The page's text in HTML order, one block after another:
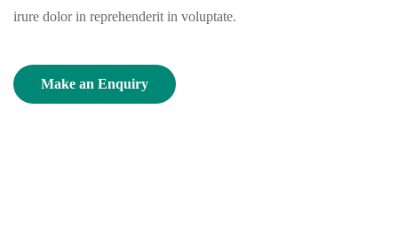
irure dolor in reprehenderit in voluptate.
Make an Enquiry